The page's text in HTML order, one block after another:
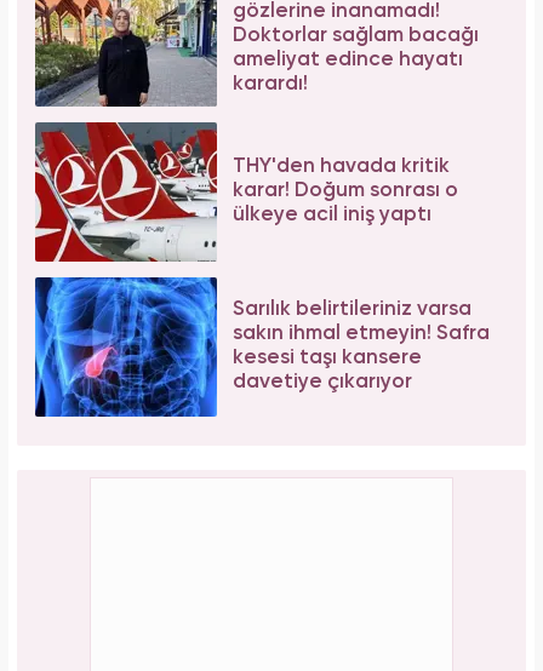
gözlerine inanamadı!
Doktorlar sağlam bacağı
ameliyat edince hayatı
karardı!
THY'den havada kritik
karar! Doğum sonrası o
ülkeye acil iniş yaptı
Sarılık belirtileriniz varsa
sakın ihmal etmeyin! Safra
kesesi taşı kansere
davetiye çıkarıyor